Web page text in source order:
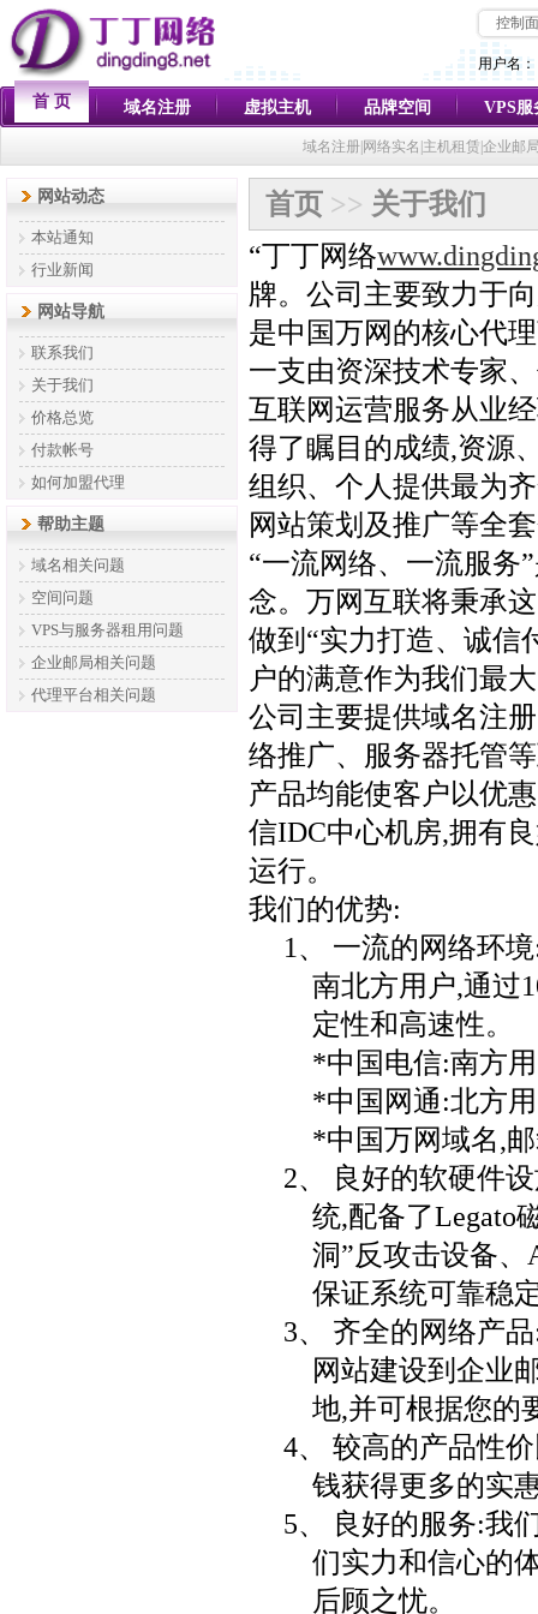
控制
用户名：
首 页 域名注册 虚拟主机 品牌空间 VPS服
域名注册|网络实名|主机租赁|企业邮
网站动态
本站通知
行业新闻
网站导航
联系我们
关于我们
价格总览
付款帐号
如何加盟代理
帮助主题
域名相关问题
空间问题
VPS与服务器租用问题
企业邮局相关问题
代理平台相关问题
首页 >> 关于我们
“丁丁网络
牌。公司主要致力于
是中国万网的核心代
一支由资深技术专家
互联网运营服务从业
得了瞩目的成绩,资源
组织、个人提供最为
网站策划及推广等全
“一流网络、一流服务
念。 万网互联将秉承
做到“实力打造、诚信
户的满意作为我们最
公司主要提供域名注
络推广、服务器托管
产品均能使客户以优
信IDC中心机房,拥有
运行。
我们的优势:
1、
一流的网络环
南北方用户,通过
定性和高速性。
*中国电信:南方
*中国网通:北方
*中国万网域名,
2、
良好的软硬件
统,配备了Legato
洞”反攻击设备、
保证系统可靠稳
3、
齐全的网络产
网站建设到企业
地,并可根据您的
4、
较高的产品性
钱获得更多的实
5、
良好的服务:我
们实力和信心的
后顾之忧。